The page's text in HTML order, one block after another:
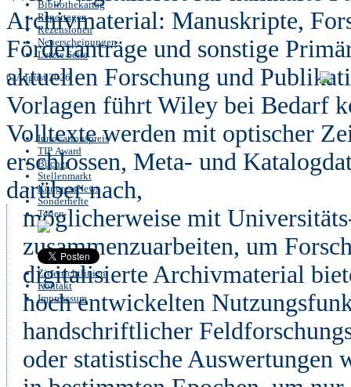
Bibliothekartag
Reportagen
Rezensionen
Neuerscheinungen
Letzte Seite
6. August 2026
Innovationspreis
TIP Award
Bücher
Stellenmarkt
KongressNews
Sonderhefte
Teilen
Zitierrichtlinien
Kontakt
Impresssum
Archivmaterial: Manuskripte,
Förderanträge und sonstige
aktuellen Forschung und
Vorlagen führt Wiley bei Bedarf
Volltexte werden mit optischer
erschlossen, Meta- und
darüber nach,
möglicherweise mit
zusammenzuarbeiten, um
digitalisierte Archivmaterial
hoch entwickelten
handschriftlicher
oder statistische